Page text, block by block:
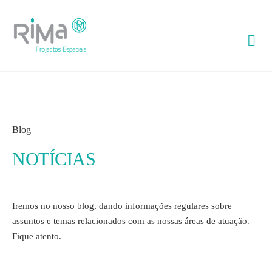
Blog
NOTÍCIAS
Iremos no nosso blog, dando informações regulares sobre
assuntos e temas relacionados com as nossas áreas de atuação.
Fique atento.